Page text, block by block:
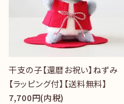
干支の子【還暦お祝い】ねずみ
【ラッピング付】【送料無料】
7,700円(内税)